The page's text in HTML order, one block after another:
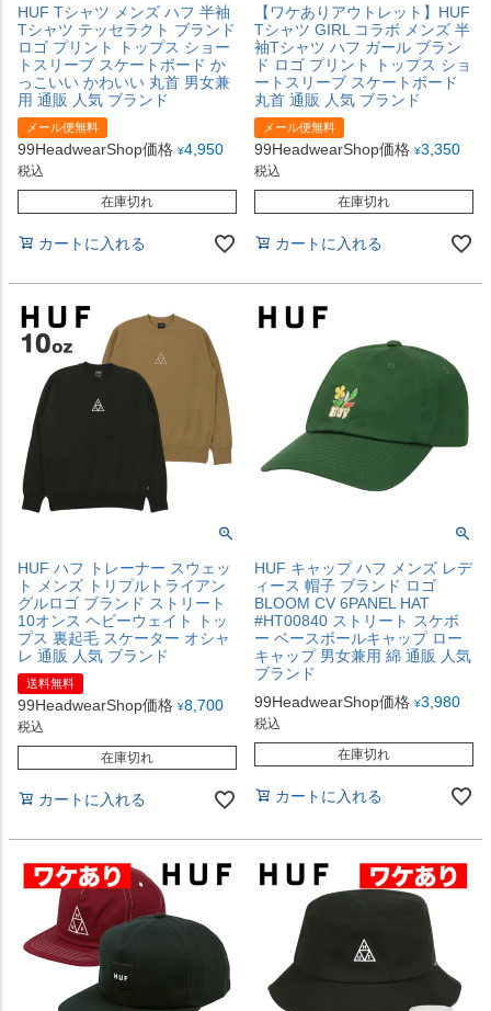
HUF Tシャツ メンズ ハフ 半袖
Tシャツ テッセラクト ブランド
ロゴ プリント トップス ショー
トスリーブ スケートボード か
っこいい かわいい 丸首 男女兼
用 通販 人気 ブランド
メール便無料
99HeadwearShop価格 ¥4,950
税込
在庫切れ
カートに入れる
【ワケありアウトレット】HUF
Tシャツ GIRL コラボ メンズ 半
袖Tシャツ ハフ ガール ブラン
ド ロゴ プリント トップス ショ
ートスリーブ スケートボード
丸首 通販 人気 ブランド
メール便無料
99HeadwearShop価格 ¥3,350
税込
在庫切れ
カートに入れる
HUF ハフ トレーナー スウェッ
ト メンズ トリプルトライアン
グルロゴ ブランド ストリート
10オンス ヘビーウェイト トッ
プス 裏起毛 スケーター オシャ
レ 通販 人気 ブランド
送料無料
99HeadwearShop価格 ¥8,700
税込
在庫切れ
カートに入れる
HUF キャップ ハフ メンズ レデ
ィース 帽子 ブランド ロゴ
BLOOM CV 6PANEL HAT
#HT00840 ストリート スケボ
ー ベースボールキャップ ロー
キャップ 男女兼用 綿 通販 人気
ブランド
99HeadwearShop価格 ¥3,980
税込
在庫切れ
カートに入れる